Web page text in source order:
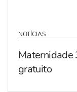
NOTÍCIAS
Maternidade
gratuito